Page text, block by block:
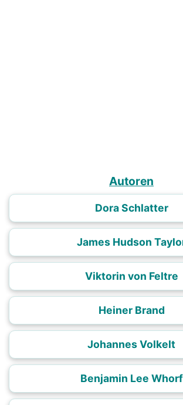
Autoren
Dora Schlatter
James Hudson
Viktorin von Feltre
Heiner Brand
Johannes Volkelt
Benjamin Lee Whorf